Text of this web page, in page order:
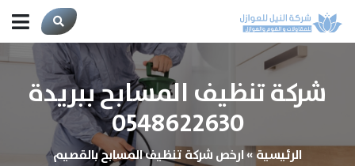
شركة تنظيف المسابح ببريدة
0548622630
الرئيسية»ارخص شركة تنظيف المسابح بالقصيم